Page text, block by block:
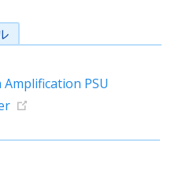
Amplification PSU